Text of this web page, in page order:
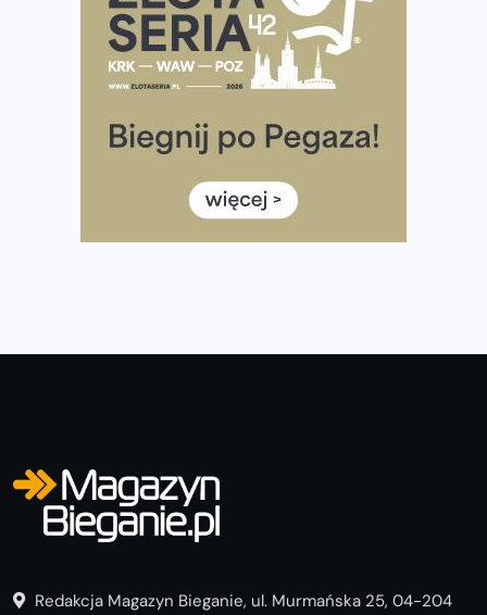
Ponad 12 tysięcy uczestników pobiegło dla Bohaterów!
Tętno vs tempo – czym kierować się w bieganiu?
Co ma dużo białka? Produkty, które warto włączyć do
Rozbiegany Olsztyn szykuje się na weekend z
Już w tę sobotę 35. Bieg Powstania Warszawskiego.
Wystartuje rekordowa liczba uczestników
Redakcja Magazyn Bieganie, ul. Murmańska 25, 04-204